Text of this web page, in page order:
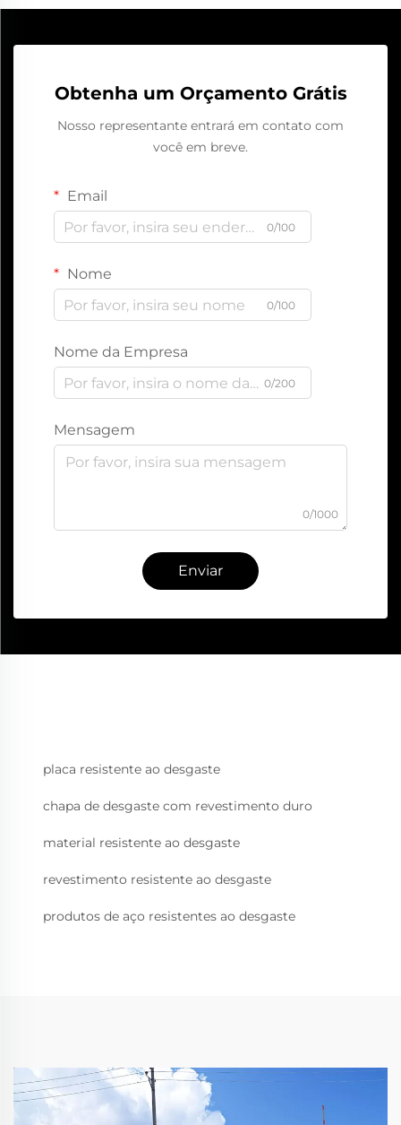
Obtenha um Orçamento Grátis
Nosso representante entrará em contato com
você em breve.
Email
0/100
Nome
0/100
Nome da Empresa
0/200
Mensagem
0/1000
Enviar
placa resistente ao desgaste
chapa de desgaste com revestimento duro
material resistente ao desgaste
revestimento resistente ao desgaste
produtos de aço resistentes ao desgaste